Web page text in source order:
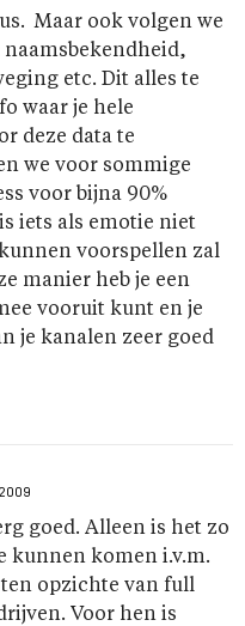
Maar ook volgen we
etc. Dit alles te
waar je hele
deze data te
we voor sommige
voor bijna 90%
iets als emotie niet
voorspellen zal
manier heb je een
vooruit kunt en je
je kanalen zeer goed
goed. Alleen is het zo
kunnen komen i.v.m.
opzichte van full
Voor hen is